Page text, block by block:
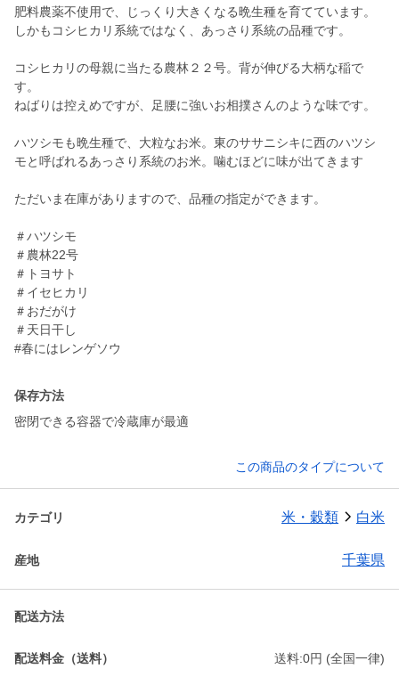
肥料農薬不使用で、じっくり大きくなる晩生種を育てています。
しかもコシヒカリ系統ではなく、あっさり系統の品種です。
コシヒカリの母親に当たる農林２２号。背が伸びる大柄な稲で
す。
ねばりは控えめですが、足腰に強いお相撲さんのような味です。
ハツシモも晩生種で、大粒なお米。東のササニシキに西のハツシ
モと呼ばれるあっさり系統のお米。噛むほどに味が出てきます
ただいま在庫がありますので、品種の指定ができます。
＃ハツシモ
＃農林22号
＃トヨサト
＃イセヒカリ
＃おだがけ
＃天日干し
#春にはレンゲソウ
保存方法
密閉できる容器で冷蔵庫が最適
この商品のタイプについて
カテゴリ 米・穀類 白米
産地 千葉県
配送方法
配送料金（送料） 送料:0円 (全国一律)